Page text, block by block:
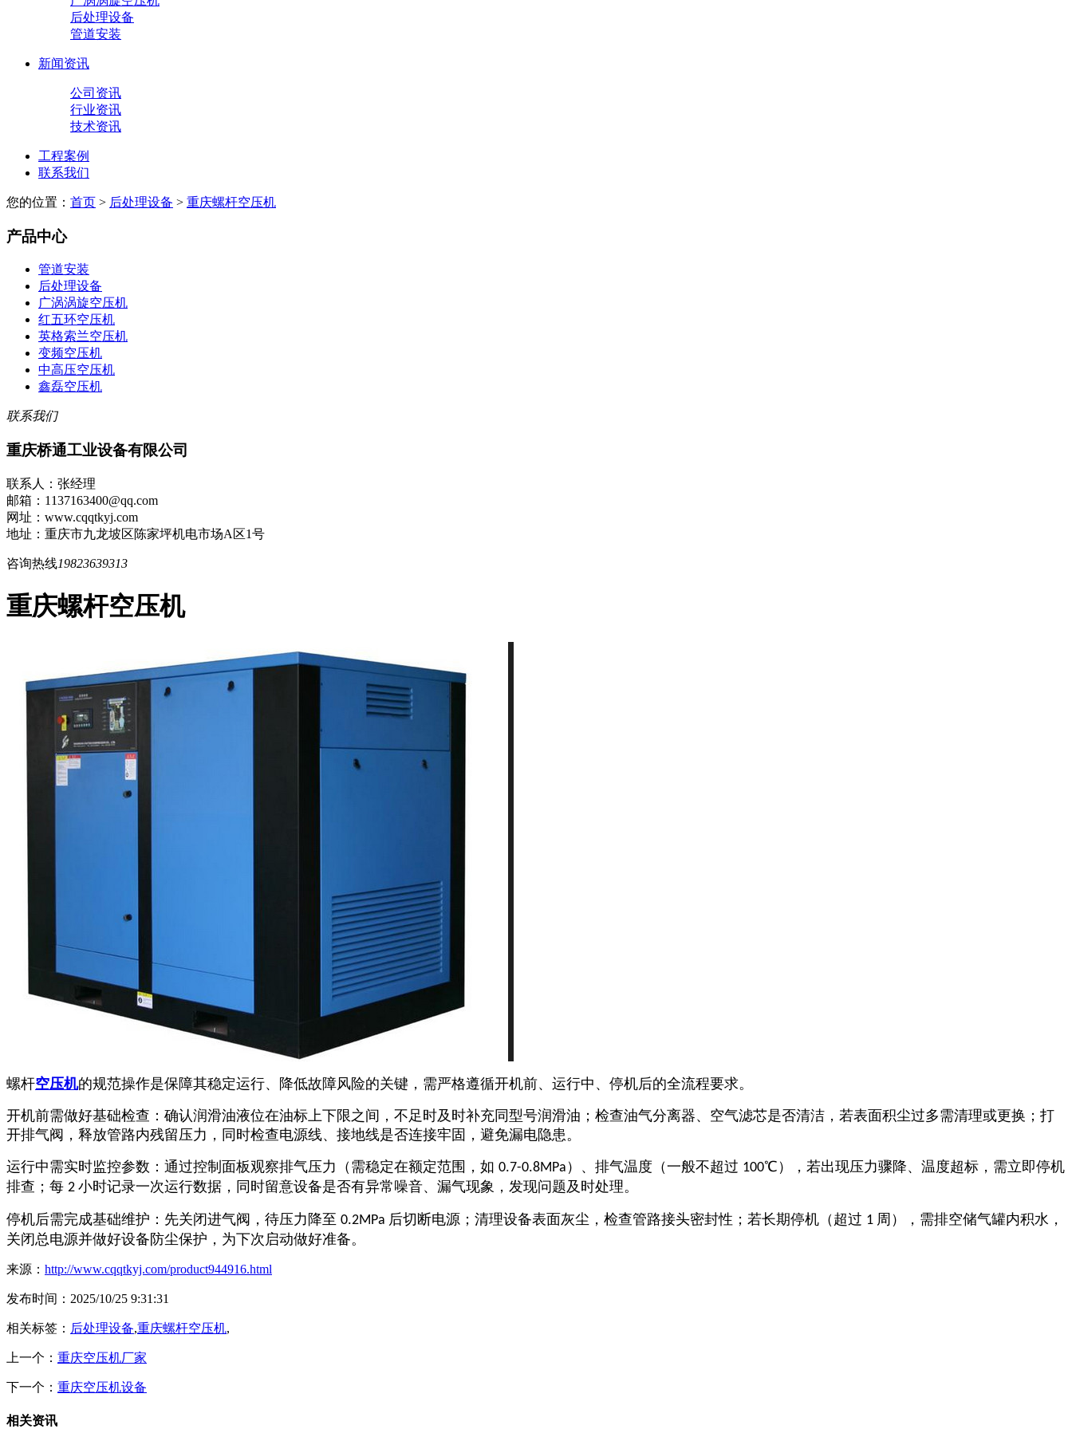
后处理设备
管道安装
新闻资讯
公司资讯
行业资讯
技术资讯
工程案例
联系我们
您的位置： 首页 > 后处理设备 > 重庆螺杆空压机
产品中心
管道安装
后处理设备
广涡涡旋空压机
红五环空压机
英格索兰空压机
变频空压机
中高压空压机
鑫磊空压机
联系我们
重庆桥通工业设备有限公司
联系人：张经理
邮箱：1137163400@qq.com
网址：www.cqqtkyj.com
地址：重庆市九龙坡区陈家坪机电市场A区1号
咨询热线19823639313
重庆螺杆空压机
螺杆空压机的规范操作是保障其稳定运行、降低故障风险的关键，需严格遵循开机前、运行中、停机后的全流程要求。
开机前需做好基础检查：确认润滑油液位在油标上下限之间，不足时及时补充同型号润滑油；检查油气分离器、空气滤芯是否清洁，若表面积尘过多需清理或更换；打
开排气阀，释放管路内残留压力，同时检查电源线、接地线是否连接牢固，避免漏电隐患。
运行中需实时监控参数：通过控制面板观察排气压力（需稳定在额定范围，如 0.7-0.8MPa ）、排气温度（一般不超过 100℃），若出现压力骤降、温度超标，需立即停机
排查；每 2 小时记录一次运行数据，同时留意设备是否有异常噪音、漏气现象，发现问题及时处理。​
停机后需完成基础维护：先关闭进气阀，待压力降至 0.2MPa 后切断电源；清理设备表面灰尘，检查管路接头密封性；若长期停机（超过 1 周），需排空储气罐内积水，
关闭总电源并做好设备防尘保护，为下次启动做好准备。
来源： http://www.cqqtkyj.com/product944916.html
发布时间：2025/10/25 9:31:31
相关标签： 后处理设备,重庆螺杆空压机,
上一个： 重庆空压机厂家
下一个： 重庆空压机设备
相关资讯